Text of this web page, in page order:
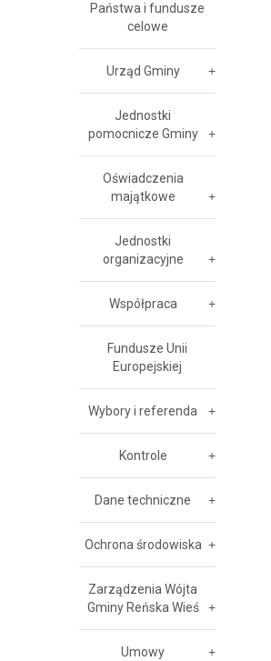
Państwa i fundusze
celowe
Urząd Gminy
Jednostki
pomocnicze Gminy
Oświadczenia
majątkowe
Jednostki
organizacyjne
Współpraca
Fundusze Unii
Europejskiej
Wybory i referenda
Kontrole
Dane techniczne
Ochrona środowiska
Zarządzenia Wójta
Gminy Reńska Wieś
Umowy